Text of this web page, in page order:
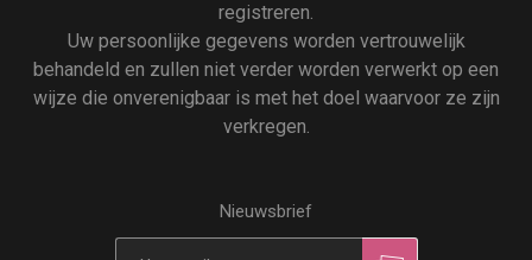
registreren.
Uw persoonlijke gegevens worden vertrouwelijk
behandeld en zullen niet verder worden verwerkt op een
wijze die onverenigbaar is met het doel waarvoor ze zijn
verkregen.
Nieuwsbrief